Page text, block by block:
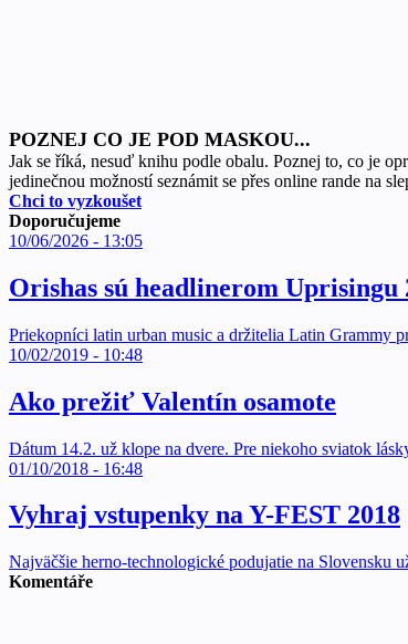
POZNEJ CO JE POD MASKOU...
Jak se říká, nesuď knihu podle obalu. Poznej to, co je
jedinečnou možností seznámit se přes online rande na
Chci to vyzkoušet
Doporučujeme
10/06/2026 - 13:05
Orishas sú headlinerom
Priekopníci latin urban music a držitelia Latin Grammy
10/02/2019 - 10:48
Ako prežiť Valentín osamote
Dátum 14.2. už klope na dvere. Pre niekoho sviatok
01/10/2018 - 16:48
Vyhraj vstupenky na Y-FEST 2018
Najväčšie herno-technologické podujatie na Slovensku
Komentáře